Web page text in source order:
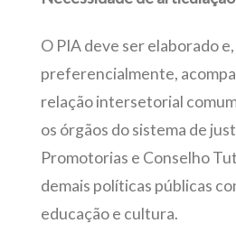
O PIA deve ser elaborado e,
preferencialmente,
relação intersetorial
os órgãos do sistema de
Promotorias e Conselho
demais políticas públicas
educação e cultura.